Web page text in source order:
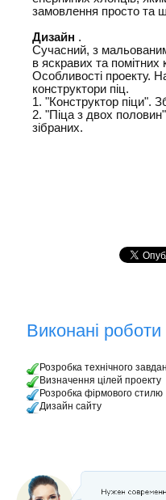
замовлення просто та
Дизайн .
Сучасний, з
в яскравих та помітних
Особливості проекту.
конструктори піц.
1. "Конструктор піци".
2. "Піца з двох
зібраних.
Виконані роботи
Розробка технічного
Визначення цілей проекту
Розробка фірмового стилю
Дизайн сайту